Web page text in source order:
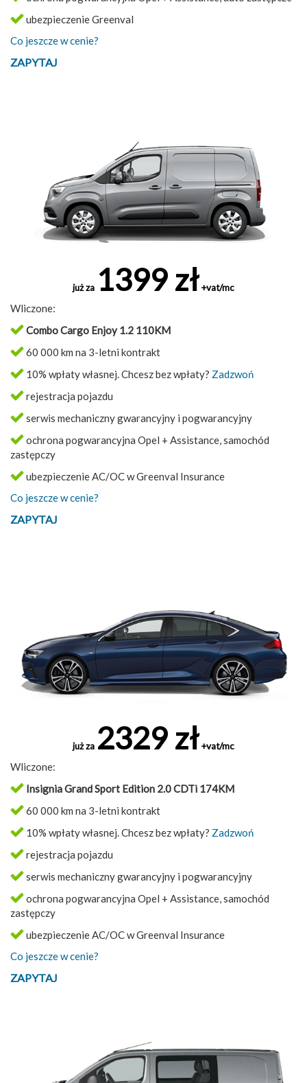
ubezpieczenie Greenval
Co jeszcze w cenie?
ZAPYTAJ
już za 1399 zł +vat/mc
Wliczone:
Combo Cargo Enjoy 1.2 110KM
60 000 km na 3-letni kontrakt
10% wpłaty własnej. Chcesz bez wpłaty? Zadzwoń
rejestracja pojazdu
serwis mechaniczny gwarancyjny i pogwarancyjny
ochrona pogwarancyjna Opel + Assistance, samochód
zastępczy
ubezpieczenie AC/OC w Greenval Insurance
Co jeszcze w cenie?
ZAPYTAJ
już za 2329 zł +vat/mc
Wliczone:
Insignia Grand Sport Edition 2.0 CDTi 174KM
60 000 km na 3-letni kontrakt
10% wpłaty własnej. Chcesz bez wpłaty? Zadzwoń
rejestracja pojazdu
serwis mechaniczny gwarancyjny i pogwarancyjny
ochrona pogwarancyjna Opel + Assistance, samochód
zastępczy
ubezpieczenie AC/OC w Greenval Insurance
Co jeszcze w cenie?
ZAPYTAJ